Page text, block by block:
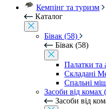
Кемпінг та туризм
Каталог
Бівак (58)
Бівак (58)
Палатки та
Складані
Спальні
Засоби від комах
Засоби від